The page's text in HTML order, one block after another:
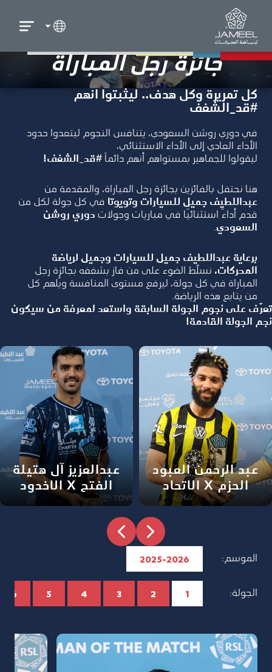
جائزة رجل المباراة
كل تمريرة وكل هدف.. ليثبتوا انهم
#قد_الشغف
في دوري روشن السعودي، يتنافس النجوم ليتعدوا حدود
الأداء العادي إلى الأداء الاستثنائي،
ليقولوا للجماهير بمستواهم أنهم دائماً#قد_الشغف!
هنا نحتفل بالفائزين بجائزة رجل المباراة، والمقدمة من
عبداللطيف جميل للسيارات وتويوتا في كل جولة لكل من
قدم أداءً استثنائيًا في مباريات وجولات دوري روشن
السعودي.
برعاية عبداللطيف جميل للسيارات وجميل لرياضة
المحركات، نسلّط الضوء على من فاز بشغفه بجائزة رجل
المباراة في كل جولة، ليرفع مستوى المنافسة ويُلهم كل
من يتابع هذه الرياضة.
تعرّف على نجوم الجولة السابقة واستعد لمعرفة من سيكون
نجم الجولة القادمة!
عبد الرحمن العبود
الحزم X الاتحاد
عبدالعزيز آل هتيلة
الفتح X الاخدود
الموسم: 2025-2026
الجولة: 1
2
3
4
5
6